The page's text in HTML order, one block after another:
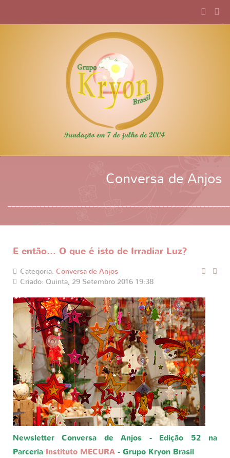
Conversa de Anjos
E então... O que é isto de Irradiar Luz?
Categoria: Conversa de Anjos
Criado: Quinta, 29 Setembro 2016 19:38
Newsletter Conversa de Anjos - Edição 52 na
Parceria Instituto MECURA - Grupo Kryon Brasil